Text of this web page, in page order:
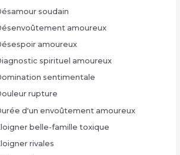
soudain
amoureux
amoureux
spirituel amoureux
sentimentale
rupture
d'un envoûtement amoureux
belle-famille toxique
rivales